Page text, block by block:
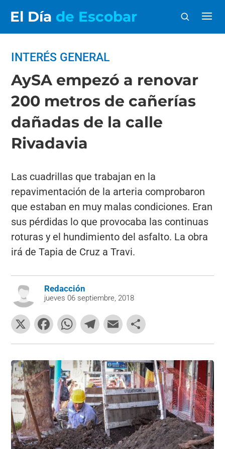
El Día de Escobar
INTERÉS GENERAL
AySA empezó a renovar
200 metros de cañerías
dañadas de la calle
Rivadavia
Las cuadrillas que trabajan en la
repavimentación de la arteria comprobaron
que estaban en muy malas condiciones. Eran
sus pérdidas lo que provocaba las continuas
roturas y el hundimiento del asfalto. La obra
irá de Tapia de Cruz a Travi.
Redacción
jueves 06 septiembre, 2018
X
F
a
c
e
b
o
o
k
W
h
at
s
A
p
p
T
el
e
gr
a
m
E
m
ai
l
o
m
p
ar
tir